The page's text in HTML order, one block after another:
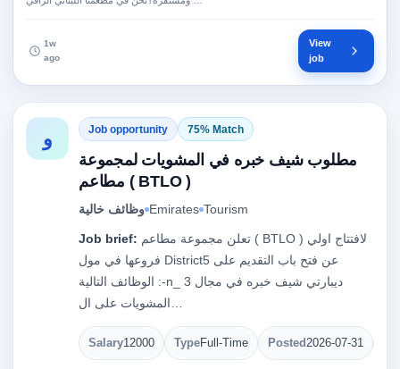
1w
ago
View
job
و Job opportunity 75% Match
مطلوب شيف خبره في المشويات لمجموعة
مطاعم ( BTLO )
وظائف خالية Emirates Tourism
Job brief:
فروعها في مول District5 عن فتح باب التقديم على
الوظائف التالية :-n_ 3 ديبارتي شيف خبره في مجال
Salary12000 TypeFull-Time Posted2026-07-31